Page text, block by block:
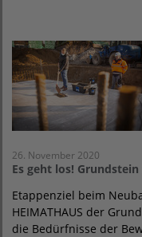
26. November 2020
Es geht los!
Etappenziel beim
HEIMATHAUS der
die Bedürfnisse der